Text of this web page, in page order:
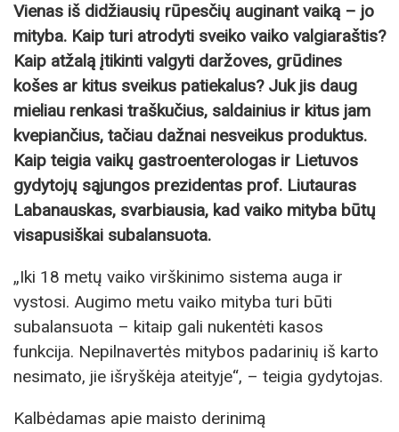
Vienas iš didžiausių rūpesčių auginant vaiką – jo
mityba. Kaip turi atrodyti sveiko vaiko valgiaraštis?
Kaip atžalą įtikinti valgyti daržoves, grūdines
košes ar kitus sveikus patiekalus? Juk jis daug
mieliau renkasi traškučius, saldainius ir kitus jam
kvepiančius, tačiau dažnai nesveikus produktus.
Kaip teigia vaikų gastroenterologas ir Lietuvos
gydytojų sąjungos prezidentas prof. Liutauras
Labanauskas, svarbiausia, kad vaiko mityba būtų
visapusiškai subalansuota.
„Iki 18 metų vaiko virškinimo sistema auga ir
vystosi. Augimo metu vaiko mityba turi būti
subalansuota – kitaip gali nukentėti kasos
funkcija. Nepilnavertės mitybos padarinių iš karto
nesimato, jie išryškėja ateityje“, – teigia gydytojas.
Kalbėdamas apie maisto derinimą